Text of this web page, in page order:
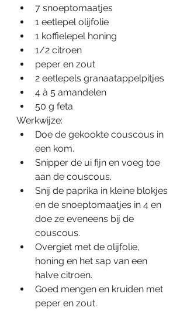
7 snoeptomaatjes
1 eetlepel olijfolie
1 koffielepel honing
1/2 citroen
peper en zout
2 eetlepels granaatappelpitjes
4 à 5 amandelen
50 g feta
Werkwijze:
Doe de gekookte couscous in
een kom.
Snipper de ui fijn en voeg toe
aan de couscous.
Snij de paprika in kleine blokjes
en de snoeptomaatjes in 4 en
doe ze eveneens bij de
couscous.
Overgiet met de olijfolie,
honing en het sap van een
halve citroen.
Goed mengen en kruiden met
peper en zout.